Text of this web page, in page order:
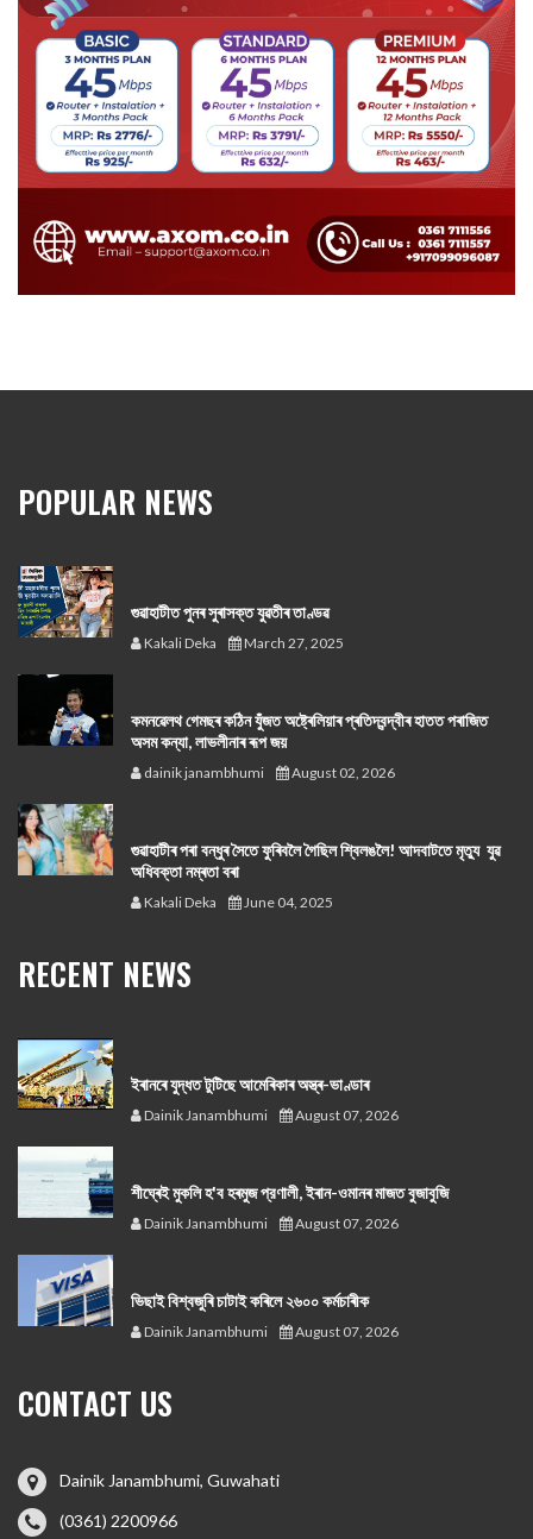
POPULAR NEWS
গুৱাহাটীত পুনৰ সুৰাসক্ত যুৱতীৰ তাণ্ডৱ
Kakali Deka March 27, 2025
কমনৱেলথ গেমছৰ কঠিন যুঁজত অষ্ট্ৰেলিয়াৰ প্ৰতিদ্বন্দ্বীৰ হাতত পৰাজিত
অসম কন্যা, লাভলীনাৰ ৰূপ জয়
dainik janambhumi August 02, 2026
গুৱাহাটীৰ পৰা বন্ধুৰ সৈতে ফুৰিবলৈ গৈছিল শ্বিলঙলৈ! আদবাটতে মৃত্যু যুৱ
অধিবক্তা নম্ৰতা বৰা
Kakali Deka June 04, 2025
RECENT NEWS
ইৰানৰে যুদ্ধত টুটিছে আমেৰিকাৰ অস্ত্ৰ-ভাণ্ডাৰ
Dainik Janambhumi August 07, 2026
শীঘ্ৰেই মুকলি হ'ব হৰমুজ প্রণালী, ইৰান-ওমানৰ মাজত বুজাবুজি
Dainik Janambhumi August 07, 2026
ভিছাই বিশ্বজুৰি চাটাই কৰিলে ২৬০০ কৰ্মচাৰীক
Dainik Janambhumi August 07, 2026
CONTACT US
Dainik Janambhumi, Guwahati
(0361) 2200966